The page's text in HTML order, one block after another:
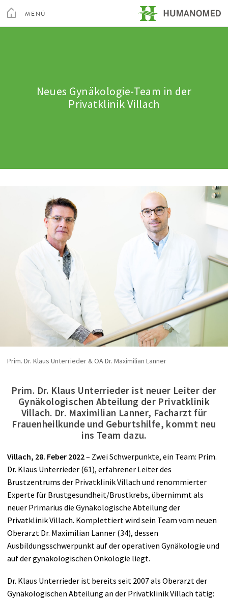
Menu
MENÜ
Neues Gynäkologie-Team in der
Privatklinik Villach
Prim. Dr. Klaus Unterrieder & OA Dr. Maximilian Lanner
Prim. Dr. Klaus Unterrieder ist neuer Leiter der
Gynäkologischen Abteilung der Privatklinik
Villach. Dr. Maximilian Lanner, Facharzt für
Frauenheilkunde und Geburtshilfe, kommt neu
ins Team dazu.
Villach, 28. Feber 2022– Zwei Schwerpunkte, ein Team: Prim.
Dr. Klaus Unterrieder (61), erfahrener Leiter des
Brustzentrums der Privatklinik Villach und renommierter
Experte für Brustgesundheit/Brustkrebs, übernimmt als
neuer Primarius die Gynäkologische Abteilung der
Privatklinik Villach. Komplettiert wird sein Team vom neuen
Oberarzt Dr. Maximilian Lanner (34), dessen
Ausbildungsschwerpunkt auf der operativen Gynäkologie und
auf der gynäkologischen Onkologie liegt.
Dr. Klaus Unterrieder ist bereits seit 2007 als Oberarzt der
Gynäkologischen Abteilung an der Privatklinik Villach tätig: